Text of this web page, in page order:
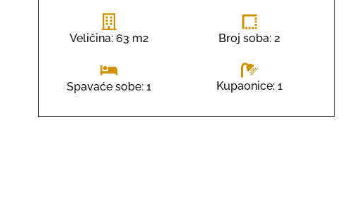
Veličina: 63 m2 Broj soba: 2
Spavaće sobe: 1 Kupaonice: 1